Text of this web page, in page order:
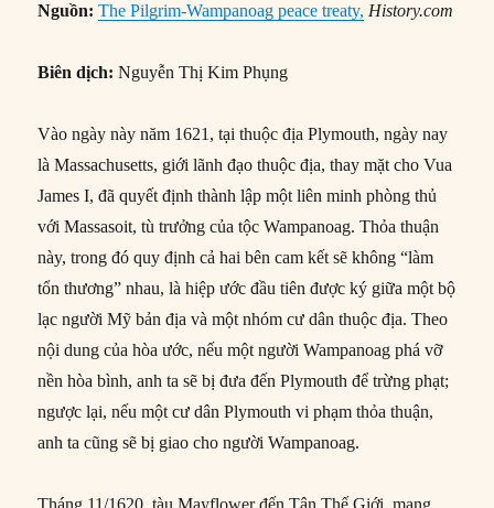
Nguồn: The Pilgrim-Wampanoag peace treaty, History.com
Biên dịch: Nguyễn Thị Kim Phụng
Vào ngày này năm 1621, tại thuộc địa Plymouth, ngày nay
là Massachusetts, giới lãnh đạo thuộc địa, thay mặt cho Vua
James I, đã quyết định thành lập một liên minh phòng thủ
với Massasoit, tù trưởng của tộc Wampanoag. Thỏa thuận
này, trong đó quy định cả hai bên cam kết sẽ không “làm
tổn thương” nhau, là hiệp ước đầu tiên được ký giữa một bộ
lạc người Mỹ bản địa và một nhóm cư dân thuộc địa. Theo
nội dung của hòa ước, nếu một người Wampanoag phá vỡ
nền hòa bình, anh ta sẽ bị đưa đến Plymouth để trừng phạt;
ngược lại, nếu một cư dân Plymouth vi phạm thỏa thuận,
anh ta cũng sẽ bị giao cho người Wampanoag.